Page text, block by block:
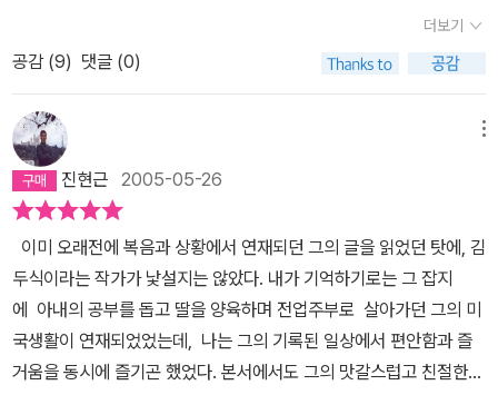
대화에서 일이 많아 찡얼거리던 검사들을 아직도 기억한다면, 그 검
사들이 국민을 위해 복종하기를 바라는 건 연목구어(緣木求魚)이기
가 십상이리라. 그러나, 그럼에도 불구하고 이 책이 우리에게 희망을
주는 것은 세계 법학의 발전 방향을 볼 때, 시간이 필요할 뿐이지 옳지
않은 것은 옳지 않다고, 옳은 것은 옳다고 밝혀진다는 것이고, 도덕의
최소한이 법이라지만, 그 법은 '정답이 없지만' 아는 만큼 힘이 된다는
가벼운 조언이었다. 지금은 평등의 이름으로 여학생들의 <생리 조퇴,
결석>은 출석으로 인정할 수 없다고 하지만, 오랜 시간에 걸쳐 출산
휴가 기간이 늘어났고, 생리 휴가가 정착되었듯이 당연히 인정될 것
이지만, 보수의 후퇴에는 시간이 필요한 것이다. 난 우리 반 여학생들
에겐, 어디가 아프다고 하지말고 당당하게 생리중이라고 말하라고 한
다. 그걸 악용하는 녀석들도 없을 수 없지만, 그렇다고 아이가 아픈 줄
이를 나이도 많은 사람들이영감이라 부를까? 법은 사회적 약자를 위
해서 존재해야 한다는 믿음을 가진 적이 있었다. 그런데 나이가 들면
지나지 않는다는 생각이 들 때가 수도 없이 있었다. 이런 법에 대한 부
정적인 인상에 결정적인 역할을 한 것은 독재정권과 그의 수족 역할
을 해 온 법조인들 때문이다.이 책 <헌법의 풍경>은 크게 두가지 문
제를 다루고 있다. 첫번째는 뼛 속 부터 특권화된 법조인들의 모습이
다.이들은 법 정신을 수호한다고 하지만 실제로는 일반인들의 위에서
특권을 누리고 있다. 두번째는 헌법의 조문과 헌법의 정신이 현실에
서 어떻게 왜곡되며 형식적으로만 실천되고 있는지를 보여준다.김두
식 교수는 자신의 경험을 바탕으로 특권화된 법조인들의 모습을 살핀
다.그는 법전 해석의 권한을 법조인들이 독점하면서 특권이 출발한
별로 두껍지도 않고, 요즘 스타일대로 커다란 글씨에 넉넉한 간격을
띄운데다 글의 스타일이나 내용이 간결하고 쉬워서 술술 넘어간다.
헌법이나 법에 대한 기본 맥락과 지식을 얻기 위한 걸 목표로 책읽기
를 시작한 사람은 불평이 나올 수도 있겠지만 -제목은 상당히 그런 냄
새를 풍긴다- 좀 독특한 길을 걸은 엘리트의 법에 대한 개인적인 얘기
와 견해라고 읽으면 무난하고 즐거운 책읽기가 될듯. 저자 본인은 무
늬만 변호사, 3류 변호사에 2류 인생이라고 스스로를 칭하지만 대한
민국 전체를 놓고 평균을 내봤을 때 분명 1급에 속하는 엘리트이다.
자신을 2류나 3류로 칭하는 것도 역시 1류에게만 허용된 특권이 아닐
까 하는 생각을 잠시 했었다. -_-;법조계 내부에서 횡행했던 -저자는
이제는 사라졌다고 하지만 분명 아직도 대부분 남아있을- 그 비리며
끈끈한 커넥션과 특권의식을 읽노라면 누워 있는데도 혈압이 팍팍 치
더보기
공감 (9) 댓글 (0)
진현근 2005-05-26
이미 오래전에 복음과 상황에서 연재되던 그의 글을 읽었던 탓에, 김
두식이라는 작가가 낯설지는 않았다. 내가 기억하기로는 그 잡지
에 아내의 공부를 돕고 딸을 양육하며 전업주부로 살아가던 그의 미
국생활이 연재되었었는데, 나는 그의 기록된 일상에서 편안함과 즐
거움을 동시에 즐기곤 했었다. 본서에서도 그의 맛갈스럽고 친절한